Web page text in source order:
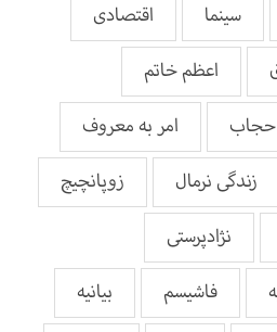
سینما
اقتصادی
اعظم خاتم
حجاب
امر به معروف
زندگی نرمال
زوپانچیچ
نژادپرستی
فاشیسم
بيانيه